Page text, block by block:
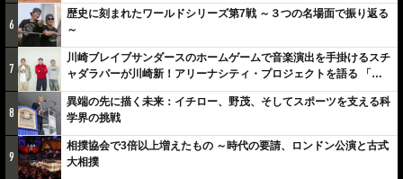
6
歴史に刻まれたワールドシリーズ第7戦 ～３つの名場面で振り返る
～
7
川崎ブレイブサンダースのホームゲームで音楽演出を手掛けるスチ
ャダラパーが川崎新！アリーナシティ・プロジェクトを語る 「楽
しみでしかないでしょ。川崎は、ずっと成長曲線だから」
8
異端の先に描く未来：イチロー、野茂、そしてスポーツを支える科
学界の挑戦
9
相撲協会で3倍以上増えたもの ～時代の要請、ロンドン公演と古式
大相撲